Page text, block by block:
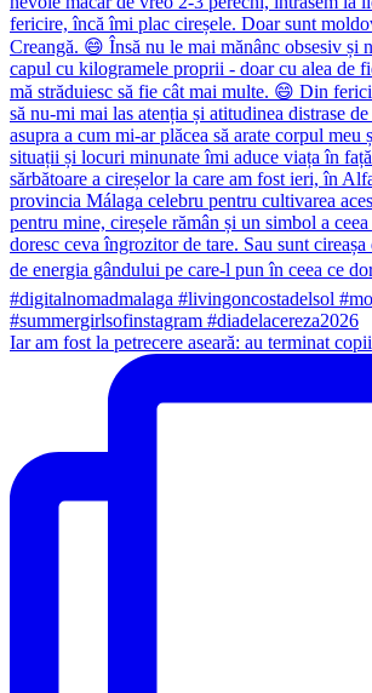
Iar am fost la petrecere aseară: au terminat copii